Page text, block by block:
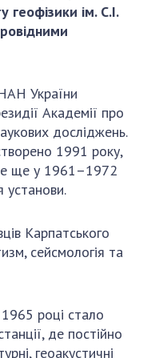
до складу
документів
ПРО НАС
геофізики ім. С.І.
України
Академії про
досліджень.
1991 року,
де ще у 1961–1972
установи.
Карпатського
сейсмологія та
році стало
де постійно
геоакустичні